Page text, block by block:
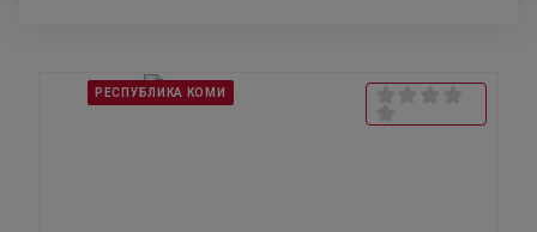
РЕСПУБЛИКА КОМИ